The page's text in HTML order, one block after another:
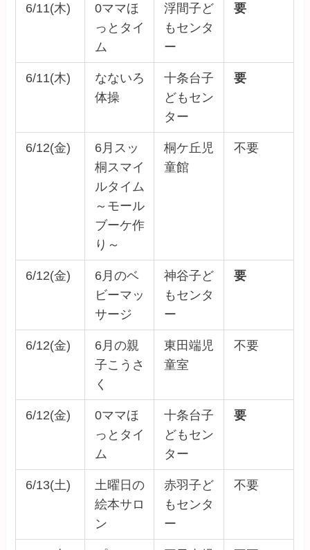
6/11(木)
0ママほ
っとタイ
ム
浮間子ど
もセンタ
ー
要
6/11(木)
なないろ
体操
十条台子
どもセン
ター
要
6/12(金)
6月スッ
桐スマイ
ルタイム
～モール
ブーケ作
り～
桐ケ丘児
童館
不要
6/12(金)
6月のベ
ビーマッ
サージ
神谷子ど
もセンタ
ー
要
6/12(金)
6月の親
子こうさ
く
東田端児
童室
不要
6/12(金)
0ママほ
っとタイ
ム
十条台子
どもセン
ター
要
6/13(土)
土曜日の
絵本サロ
ン
赤羽子ど
もセンタ
ー
不要